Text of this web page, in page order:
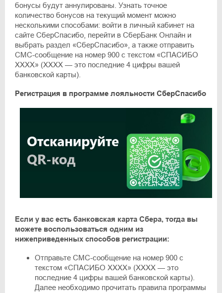
бонусы будут аннулированы. Узнать точное
количество бонусов на текущий момент можно
несколькими способами: войти в личный кабинет на
сайте СберСпасибо, перейти в СберБанк Онлайн и
выбрать раздел «СберСпасибо», а также отправить
СМС-сообщение на номер 900 с текстом «СПАСИБО
XXXX» (XXXX — это последние 4 цифры вашей
банковской карты).
Регистрация в программе лояльности СберСпасибо
Если у вас есть банковская карта Сбера, тогда вы
можете воспользоваться одним из
нижеприведенных способов регистрации:
Отправьте СМС-сообщение на номер 900 с
текстом «СПАСИБО XXXX» (XXXX — это
последние 4 цифры вашей банковской карты).
Далее необходимо прочитать правила программы